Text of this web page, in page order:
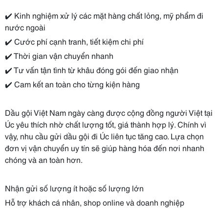
✔️ Kinh nghiệm xử lý các mặt hàng chất lỏng, mỹ phẩm đi
nước ngoài
✔️ Cước phí cạnh tranh, tiết kiệm chi phí
✔️ Thời gian vận chuyển nhanh
✔️ Tư vấn tận tình từ khâu đóng gói đến giao nhận
✔️ Cam kết an toàn cho từng kiện hàng
Dầu gội Việt Nam ngày càng được cộng đồng người Việt tại
Úc yêu thích nhờ chất lượng tốt, giá thành hợp lý. Chính vì
vậy, nhu cầu gửi dầu gội đi Úc liên tục tăng cao. Lựa chọn
đơn vị vận chuyển uy tín sẽ giúp hàng hóa đến nơi nhanh
chóng và an toàn hơn.
Nhận gửi số lượng ít hoặc số lượng lớn
Hỗ trợ khách cá nhân, shop online và doanh nghiệp